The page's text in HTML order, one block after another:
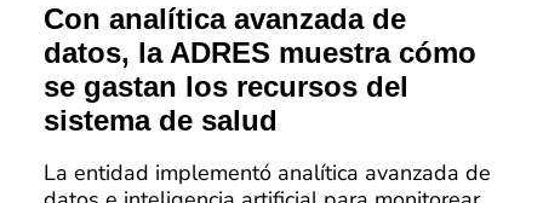
Con analítica avanzada de
datos, la ADRES muestra cómo
se gastan los recursos del
sistema de salud
La entidad implementó analítica avanzada de